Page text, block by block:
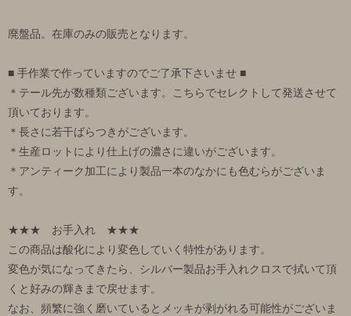
廃盤品。在庫のみの販売となります。
■ 手作業で作っていますのでご了承下さいませ ■
＊テール先が数種類ございます。こちらでセレクトして発送させて
頂いております。
＊長さに若干ばらつきがございます。
＊生産ロットにより仕上げの濃さに違いがございます。
＊アンティーク加工により製品一本のなかにも色むらがございま
す。
★★★ お手入れ ★★★
この商品は酸化により変色していく特性があります。
変色が気になってきたら、シルバー製品お手入れクロスで拭いて頂
くと好みの輝きまで戻せます。
なお、頻繁に強く磨いているとメッキが剥がれる可能性がございま